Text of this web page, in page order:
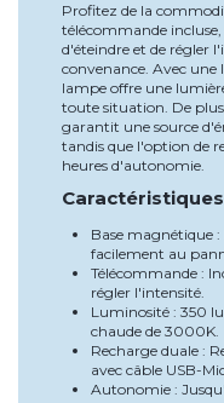
Profitez de la
télécommande
d'éteindre et de régler
convenance. Avec
lampe offre une
toute situation. De
garantit une source
tandis que l'option de
heures d'autonomie.
Base magnétique
facilement au
Télécommande :
régler l'intensité.
Luminosité : 350
chaude de 3000K.
Recharge duale :
avec câble USB-
Autonomie :